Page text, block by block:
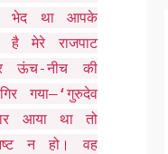
भेद था आपके
मेरे राजपाट
ऊंच-नीच की
गया–‘गुरुदेव
आया था तो
न हो। वह